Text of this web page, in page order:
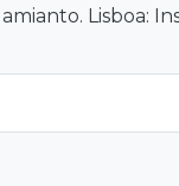
Lisboa: